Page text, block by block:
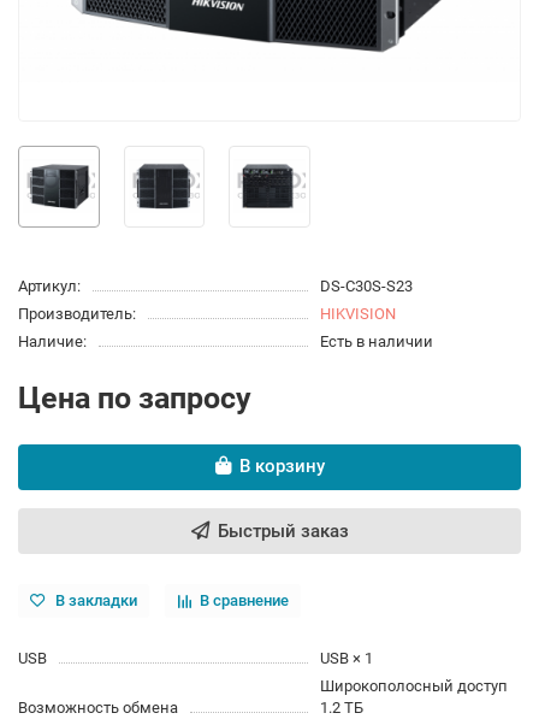
Артикул:
DS-C30S-S23
Производитель:
HIKVISION
Наличие:
Есть в наличии
Цена по запросу
В корзину
Быстрый заказ
В закладки В сравнение
USB USB × 1
Возможность обмена
Широкополосный доступ
1.2 ТБ